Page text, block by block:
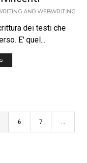
AND WEBWRITING
dei testi che
E' quel...
6 7 …